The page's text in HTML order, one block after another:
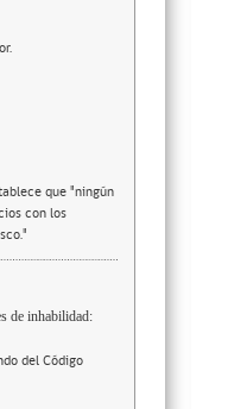
que "ningún
con los
de inhabilidad:
del Código